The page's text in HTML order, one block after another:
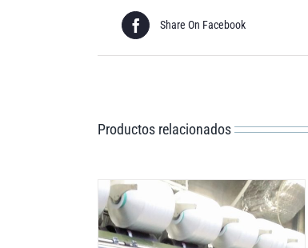
Share On Facebook
Productos relacionados